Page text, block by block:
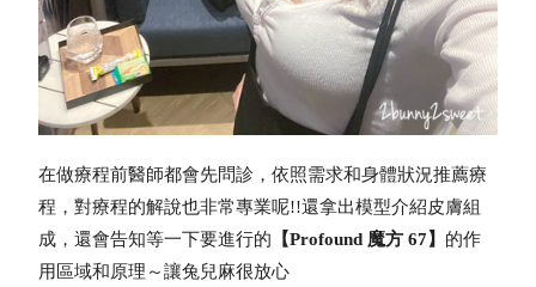
在做療程前醫師都會先問診，依照需求和身體狀況推薦療
程，對療程的解說也非常專業呢!!還拿出模型介紹皮膚組
成，還會告知等一下要進行的 【Profound 魔方 67】 的作
用區域和原理～讓兔兒麻很放心